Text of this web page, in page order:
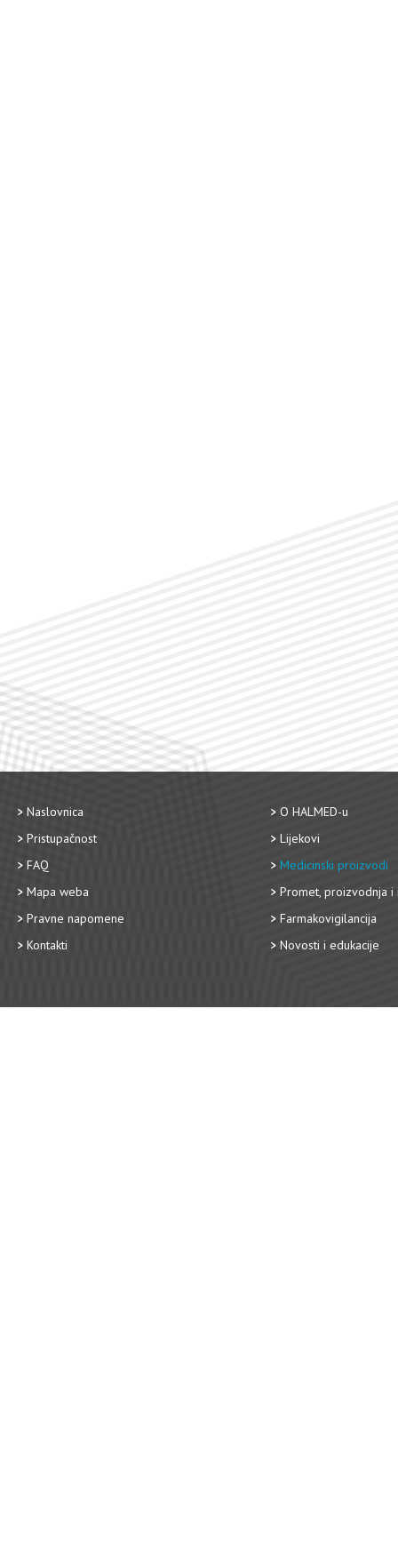
Naslovnica
Pristupačnost
FAQ
Mapa weba
Pravne napomene
Kontakti
O HALMED-u
Lijekovi
Medicinski proizvodi
Promet, proizvodnja i
Farmakovigilancija
Novosti i edukacije